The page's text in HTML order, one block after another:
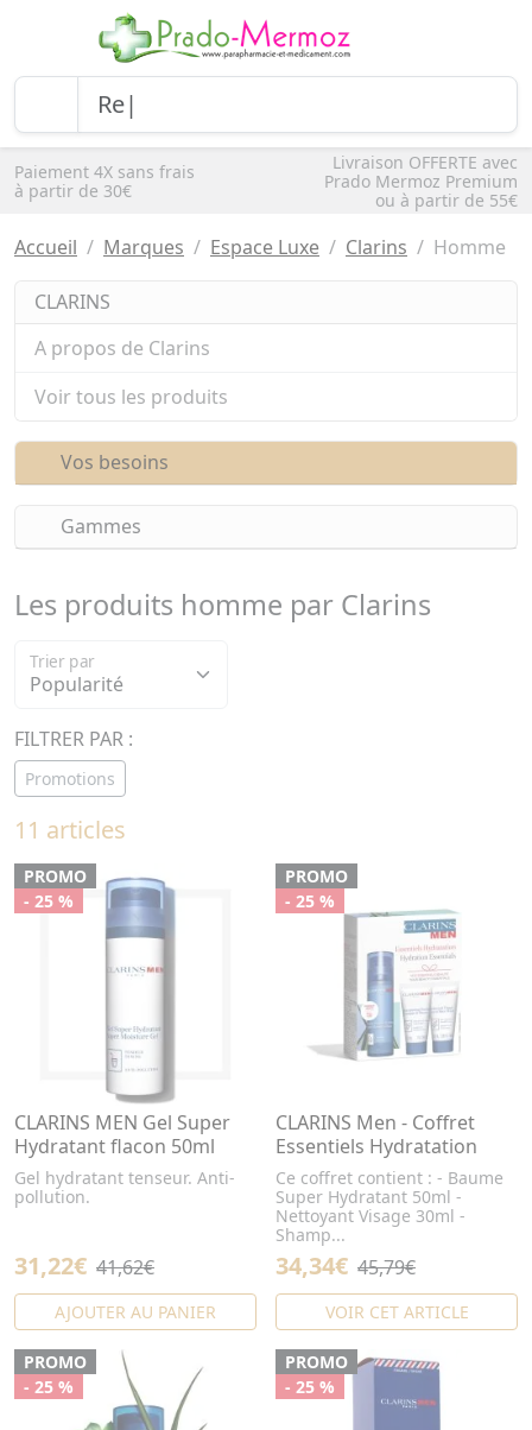
Paiement 4X sans frais
à partir de 30€
Livraison OFFERTE avec
Prado Mermoz Premium
ou à partir de 55€
Accueil Marques Espace Luxe Clarins Homme
CLARINS
A propos de Clarins
Voir tous les produits
Vos besoins
Gammes
Les produits homme par Clarins
Trier par
FILTRER PAR :
Promotions
11 articles
PROMO
- 25 %
CLARINS MEN Gel Super
Hydratant flacon 50ml
Gel hydratant tenseur. Anti-
pollution.
31,22€ 41,62€
AJOUTER AU PANIER
PROMO
- 25 %
CLARINS Men - Coffret
Essentiels Hydratation
Ce coffret contient : - Baume
Super Hydratant 50ml -
Nettoyant Visage 30ml -
Shamp...
34,34€ 45,79€
VOIR CET ARTICLE
PROMO
- 25 %
PROMO
- 25 %